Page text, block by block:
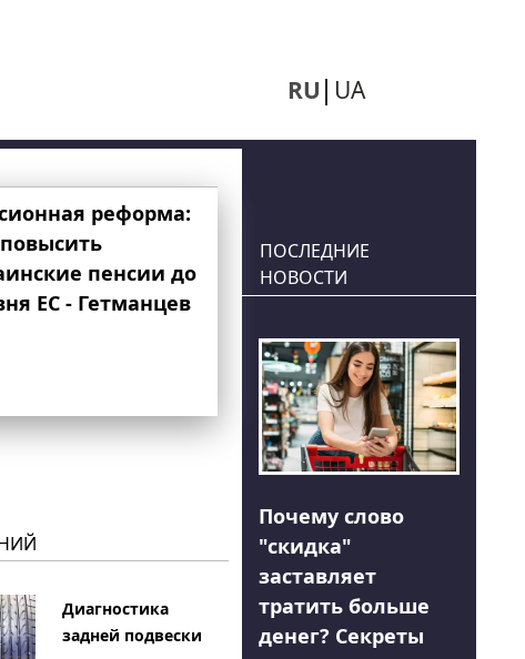
RU UA
реформа:
пенсии до
ЕС - Гетманцев
Диагностика
задней подвески
ПОСЛЕДНИЕ
НОВОСТИ
Почему слово
"скидка"
заставляет
тратить больше
денег? Секреты